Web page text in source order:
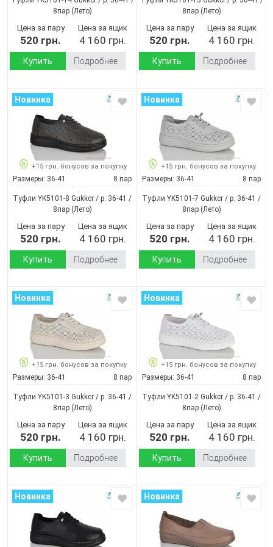
8пар(Лето)
Цена за пару
520 грн.
Цена за ящик
4 160 грн.
Купить Подробнее
8пар(Лето)
Цена за пару
520 грн.
Цена за ящик
4 160 грн.
Купить Подробнее
Новинка
+15 грн. бонусов за покупку
Размеры: 36-41 8 пар
Туфли YK5101-8 Gukkcr / p. 36-41 /
8пар(Лето)
Цена за пару
520 грн.
Цена за ящик
4 160 грн.
Купить Подробнее
Новинка
+15 грн. бонусов за покупку
Размеры: 36-41 8 пар
Туфли YK5101-7 Gukkcr / p. 36-41 /
8пар(Лето)
Цена за пару
520 грн.
Цена за ящик
4 160 грн.
Купить Подробнее
Новинка
+15 грн. бонусов за покупку
Размеры: 36-41 8 пар
Туфли YK5101-3 Gukkcr / p. 36-41 /
8пар(Лето)
Цена за пару
520 грн.
Цена за ящик
4 160 грн.
Купить Подробнее
Новинка
+15 грн. бонусов за покупку
Размеры: 36-41 8 пар
Туфли YK5101-2 Gukkcr / p. 36-41 /
8пар(Лето)
Цена за пару
520 грн.
Цена за ящик
4 160 грн.
Купить Подробнее
Новинка Новинка